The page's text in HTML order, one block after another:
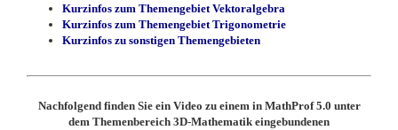
Kurzinfos zum Themengebiet Vektoralgebra
Kurzinfos zum Themengebiet Trigonometrie
Kurzinfos zu sonstigen Themengebieten
Nachfolgend finden Sie ein Video zu einem in MathProf 5.0 unter
dem Themenbereich 3D-Mathematik eingebundenen